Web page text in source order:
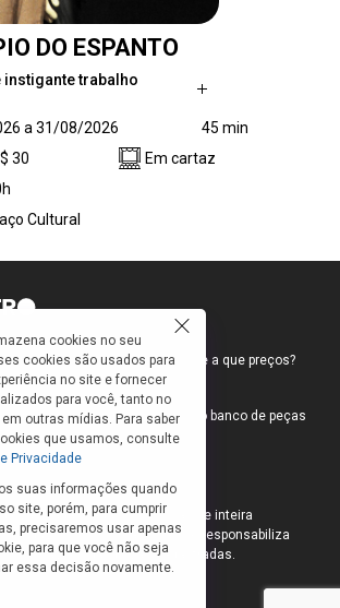
DO ESPANTO
instigante trabalho
em uma experiência
o silêncio fala mais alto do que
Em cena, um boneco
cria movimentos, apaixona-
a 31/08/2026
45 min
30
Em cartaz
Cultural
teatro? Onde compro ingressos e a que preços?
cartaz?
e outras perguntas, criamos o banco de peças
cadastradas no site são de inteira
produções. O Infoteatro não se responsabiliza
informações das peças cadastradas.
cookies no seu
cookies são usados para
no site e fornecer
para você, tanto no
outras mídias. Para saber
que usamos, consulte
Privacidade
suas informações quando
site, porém, para cumprir
precisaremos usar apenas
para que você não seja
essa decisão novamente.